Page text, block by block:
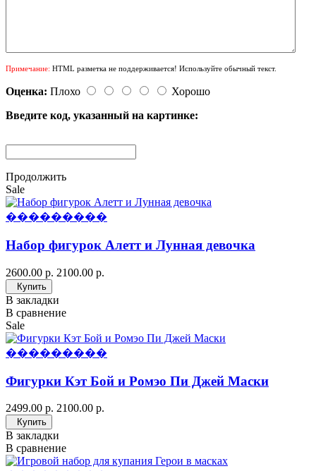
Примечание: HTML разметка не поддерживается! Используйте обычный текст.
Оценка: Плохо
Хорошо
Введите код, указанный на картинке:
Продолжить
Sale
���������
Набор фигурок Алетт и Лунная девочка
2600.00 р. 2100.00 р.
Купить
В закладки
В сравнение
Sale
���������
Фигурки Кэт Бой и Ромэо Пи Джей Маски
2499.00 р. 2100.00 р.
Купить
В закладки
В сравнение